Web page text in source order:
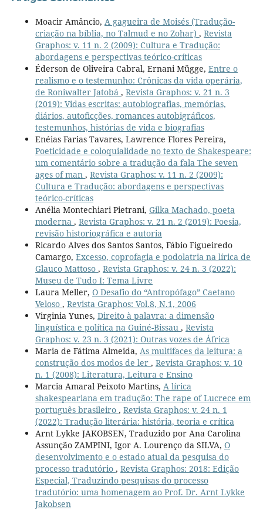
Moacir Amâncio, A gagueira de Moisés (Tradução-
criação na bíblia, no Talmud e no Zohar) , Revista
Graphos: v. 11 n. 2 (2009): Cultura e Tradução:
abordagens e perspectivas teórico-críticas
Éderson de Oliveira Cabral, Ernani Mügge, Entre o
realismo e o testemunho: Crônicas da vida operária,
de Roniwalter Jatobá , Revista Graphos: v. 21 n. 3
(2019): Vidas escritas: autobiografias, memórias,
diários, autoficções, romances autobigráficos,
testemunhos, histórias de vida e biografias
Enéias Farias Tavares, Lawrence Flores Pereira,
Poeticidade e coloquialidade no texto de Shakespeare:
um comentário sobre a tradução da fala The seven
ages of man , Revista Graphos: v. 11 n. 2 (2009):
Cultura e Tradução: abordagens e perspectivas
teórico-críticas
Anélia Montechiari Pietrani, Gilka Machado, poeta
moderna , Revista Graphos: v. 21 n. 2 (2019): Poesia,
revisão historiográfica e autoria
Ricardo Alves dos Santos Santos, Fábio Figueiredo
Camargo, Excesso, coprofagia e podolatria na lírica de
Glauco Mattoso , Revista Graphos: v. 24 n. 3 (2022):
Museu de Tudo I: Tema Livre
Laura Meller, O Desafio do “Antropófago” Caetano
Veloso , Revista Graphos: Vol.8, N.1, 2006
Virginia Yunes, Direito à palavra: a dimensão
linguística e política na Guiné-Bissau , Revista
Graphos: v. 23 n. 3 (2021): Outras vozes de África
Maria de Fátima Almeida, As multifaces da leitura: a
construção dos modos de ler , Revista Graphos: v. 10
n. 1 (2008): Literatura, Leitura e Ensino
Marcia Amaral Peixoto Martins, A lírica
shakespeariana em tradução: The rape of Lucrece em
português brasileiro , Revista Graphos: v. 24 n. 1
(2022): Tradução literária: história, teoria e crítica
Arnt Lykke JAKOBSEN, Traduzido por Ana Carolina
Assunção ZAMPINI, Igor A. Lourenço da SILVA, O
desenvolvimento e o estado atual da pesquisa do
processo tradutório , Revista Graphos: 2018: Edição
Especial, Traduzindo pesquisas do processo
tradutório: uma homenagem ao Prof. Dr. Arnt Lykke
Jakobsen